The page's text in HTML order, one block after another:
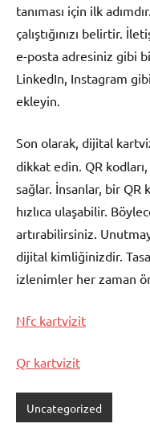
tanıması için ilk
çalıştığınızı belirtir.
e-posta adresiniz gibi
LinkedIn, Instagram
ekleyin.
Son olarak, dijital
dikkat edin. QR
sağlar. İnsanlar, bir
hızlıca ulaşabilir.
artırabilirsiniz.
dijital kimliğinizdir.
izlenimler her zaman
Nfc kartvizit
Qr kartvizit
Uncategorized